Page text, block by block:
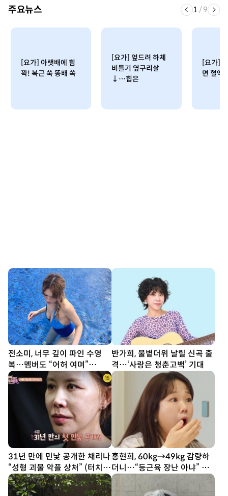
주요뉴스 1 /9
[요가] 아랫배에 힘
꽉! 복근 쑥 똥배 쏙
[요가] 엎드려 하체
비틀기 옆구리살
↓…힙은
[요가]
면 혈액
전소미, 너무 깊이 파인 수영
복…멤버도 “어허 여며”
[DA★]
반가희, 불볕더위 날릴 신곡 출
격…‘사랑은 청춘고백’ 기대
31년 만에 민낯 공개한 채리나
“성형 괴물 악플 상처” (터치
미)
홍현희, 60kg→49kg 감량하
더니…“등근육 장난 아냐” 실
물 목격담